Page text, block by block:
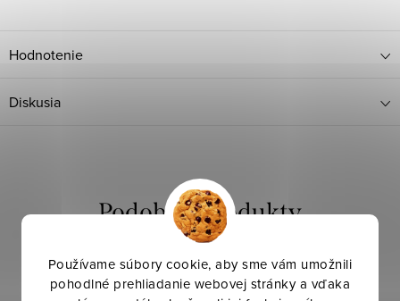
Používame súbory cookie, aby sme vám umožnili
pohodlné prehliadanie webovej stránky a vďaka
Hodnotenie
Diskusia